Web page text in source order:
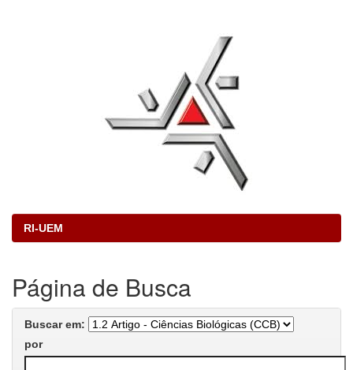
RI-UEM
Página de Busca
Buscar em:
por